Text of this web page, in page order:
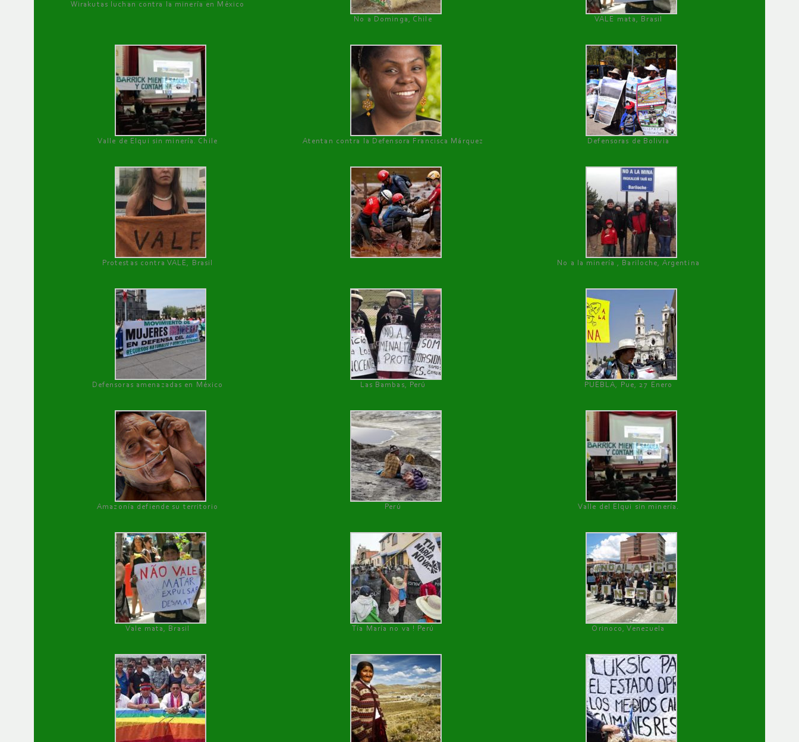
Wirakutas luchan contra la minería en México
No a Dominga, Chile
VALE mata, Brasil
Valle de Elqui sin minería. Chile Atentan contra la Defensora Francisca Márquez Defensoras de Bolivia
Protestas contra VALE, Brasil No a la minería , Bariloche, Argentina
Defensoras amenazadas en México Las Bambas, Perú PUEBLA, Pue, 27 Enero
Amazonía defiende su territorio Perú Valle del Elqui sin minería.
Vale mata, Brasil Tía María no va ! Perú Orinoco, Venezuela